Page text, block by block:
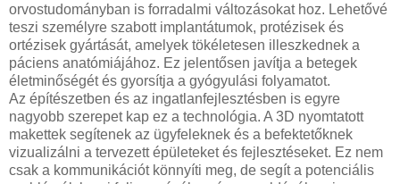
orvostudományban is forradalmi változásokat hoz. Lehetővé
teszi személyre szabott implantátumok, protézisek és
ortézisek gyártását, amelyek tökéletesen illeszkednek a
páciens anatómiájához. Ez jelentősen javítja a betegek
életminőségét és gyorsítja a gyógyulási folyamatot.
Az építészetben és az ingatlanfejlesztésben is egyre
nagyobb szerepet kap ez a technológia. A 3D nyomtatott
makettek segítenek az ügyfeleknek és a befektetőknek
vizualizálni a tervezett épületeket és fejlesztéseket. Ez nem
csak a kommunikációt könnyíti meg, de segít a potenciális